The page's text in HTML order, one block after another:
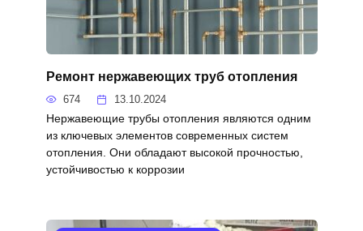
Ремонт нержавеющих труб отопления
674 13.10.2024
Нержавеющие трубы отопления являются одним
из ключевых элементов современных систем
отопления. Они обладают высокой прочностью,
устойчивостью к коррозии